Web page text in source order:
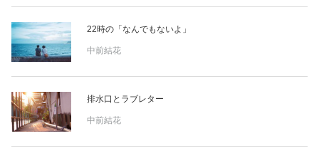
22時の「なんでもないよ」
中前結花
排水口とラブレター
中前結花